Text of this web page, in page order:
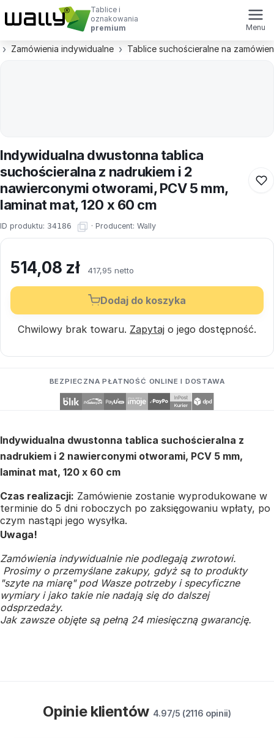
Tablice i
oznakowania
premium
Menu
Zamówienia indywidualne Tablice suchościeralne na
Indywidualna dwustonna tablica
suchościeralna z nadrukiem i 2
nawierconymi otworami, PCV 5 mm,
laminat mat, 120 x 60 cm
ID produktu: 34186 · Producent: Wally
514,08 zł 417,95 netto
Dodaj do koszyka
Chwilowy brak towaru. Zapytaj o jego dostępność.
BEZPIECZNA PŁATNOŚĆ ONLINE I DOSTAWA
Indywidualna dwustonna tablica suchościeralna z
nadrukiem i 2 nawierconymi otworami, PCV 5 mm,
laminat mat, 120 x 60 cm
Czas realizacji: Zamówienie zostanie wyprodukowane w
terminie do 5 dni roboczych po zaksięgowaniu wpłaty, po
czym nastąpi jego wysyłka.
Uwaga!
Zamówienia indywidualnie nie podlegają zwrotowi.
Prosimy o przemyślane zakupy, gdyż są to produkty
"szyte na miarę" pod Wasze potrzeby i specyficzne
wymiary i jako takie nie nadają się do dalszej
odsprzedaży.
Jak zawsze objęte są pełną 24 miesięczną gwarancję.
Opinie klientów 4.97/5 (2116 opinii)